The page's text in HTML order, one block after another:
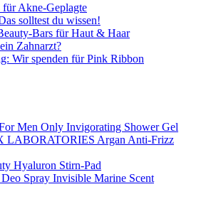
für Akne-Geplagte
solltest du wissen!
Bars für Haut & Haar
Zahnarzt?
Wir spenden für Pink Ribbon
Men Only Invigorating Shower Gel
LABORATORIES Argan Anti-Frizz
Hyaluron Stirn-Pad
Spray Invisible Marine Scent